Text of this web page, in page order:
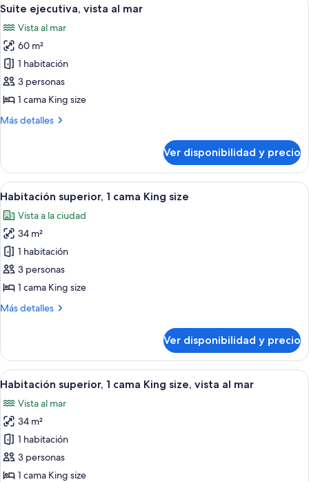
(Residence)
todas
las
fotos
de
Suite
ejecutiva,
al
13
Suite ejecutiva, vista al mar
Vista al mar
60 m²
1 habitación
3 personas
1 cama King size
Más detalles
Más
ejecutiva,
vista
al
Ver disponibilidad y precio
Ver
todas
las
fotos
de
Habitación
superior,
cama
Habitación de hotel con una cama
5
Habitación superior, 1 cama King size
Vista a la ciudad
34 m²
1 habitación
3 personas
1 cama King size
Más detalles
Más
superior,
cama
size
Ver disponibilidad y precio
Ver
todas
las
fotos
de
Habitación
superior,
Habitación de hotel con una cama
5
Habitación superior, 1 cama King size, vista al mar
Vista al mar
34 m²
1 habitación
3 personas
1 cama King size